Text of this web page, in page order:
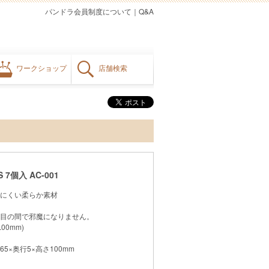
ワークショップ 店舗検索
Q&A
｜
パンドラ会員制度について
7個入 AC-001
くい柔らか素材
の間で邪魔になりません。
奥行5×高さ100mm